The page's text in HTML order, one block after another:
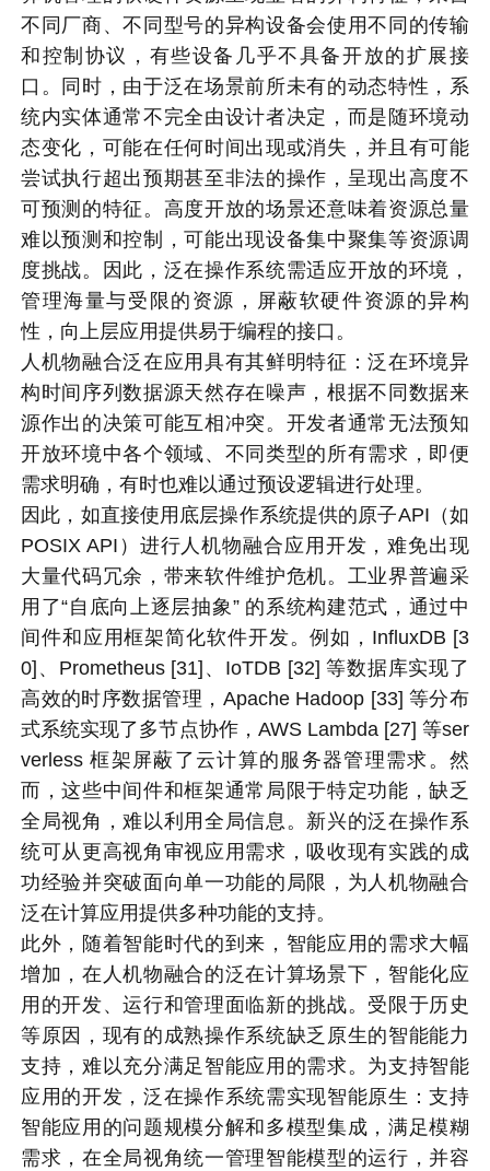
不同厂商、不同型号的异构设备会使用不同的传输
和控制协议，有些设备几乎不具备开放的扩展接
口。同时，由于泛在场景前所未有的动态特性，系
统内实体通常不完全由设计者决定，而是随环境动
态变化，可能在任何时间出现或消失，并且有可能
尝试执行超出预期甚至非法的操作，呈现出高度不
可预测的特征。高度开放的场景还意味着资源总量
难以预测和控制，可能出现设备集中聚集等资源调
度挑战。因此，泛在操作系统需适应开放的环境，
管理海量与受限的资源，屏蔽软硬件资源的异构
性，向上层应用提供易于编程的接口。
人机物融合泛在应用具有其鲜明特征：泛在环境异
构时间序列数据源天然存在噪声，根据不同数据来
源作出的决策可能互相冲突。开发者通常无法预知
开放环境中各个领域、不同类型的所有需求，即便
需求明确，有时也难以通过预设逻辑进行处理。
因此，如直接使用底层操作系统提供的原子API（如
POSIX API）进行人机物融合应用开发，难免出现
大量代码冗余，带来软件维护危机。工业界普遍采
用了“自底向上逐层抽象” 的系统构建范式，通过中
间件和应用框架简化软件开发。例如，InfluxDB [3
0]、Prometheus [31]、IoTDB [32] 等数据库实现了
高效的时序数据管理，Apache Hadoop [33] 等分布
式系统实现了多节点协作，AWS Lambda [27] 等ser
verless 框架屏蔽了云计算的服务器管理需求。然
而，这些中间件和框架通常局限于特定功能，缺乏
全局视角，难以利用全局信息。新兴的泛在操作系
统可从更高视角审视应用需求，吸收现有实践的成
功经验并突破面向单一功能的局限，为人机物融合
泛在计算应用提供多种功能的支持。
此外，随着智能时代的到来，智能应用的需求大幅
增加，在人机物融合的泛在计算场景下，智能化应
用的开发、运行和管理面临新的挑战。受限于历史
等原因，现有的成熟操作系统缺乏原生的智能能力
支持，难以充分满足智能应用的需求。为支持智能
应用的开发，泛在操作系统需实现智能原生：支持
智能应用的问题规模分解和多模型集成，满足模糊
需求，在全局视角统一管理智能模型的运行，并容